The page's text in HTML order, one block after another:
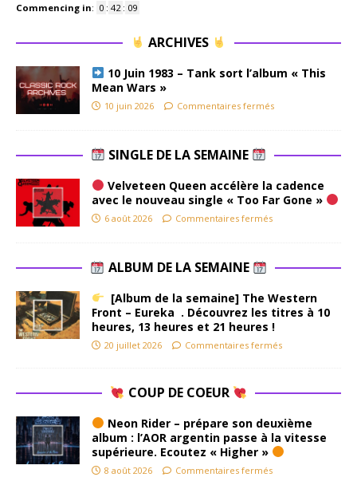
Commencing in: 0 : 42 : 08
ARCHIVES
10 Juin 1983 – Tank sort l’album « This
Mean Wars »
10 juin 2026 Commentaires fermés
SINGLE DE LA SEMAINE
Velveteen Queen accélère la cadence
avec le nouveau single « Too Far Gone »
6 août 2026 Commentaires fermés
ALBUM DE LA SEMAINE
[Album de la semaine] The Western
Front – Eureka . Découvrez les titres à 10
heures, 13 heures et 21 heures !
20 juillet 2026 Commentaires fermés
COUP DE COEUR
Neon Rider – prépare son deuxième
album : l’AOR argentin passe à la vitesse
supérieure. Ecoutez « Higher »
8 août 2026 Commentaires fermés